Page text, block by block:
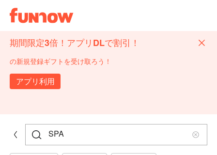
期間限定3倍！アプリDLで割引！
の新規登録ギフトを受け取ろう！
アプリ利用